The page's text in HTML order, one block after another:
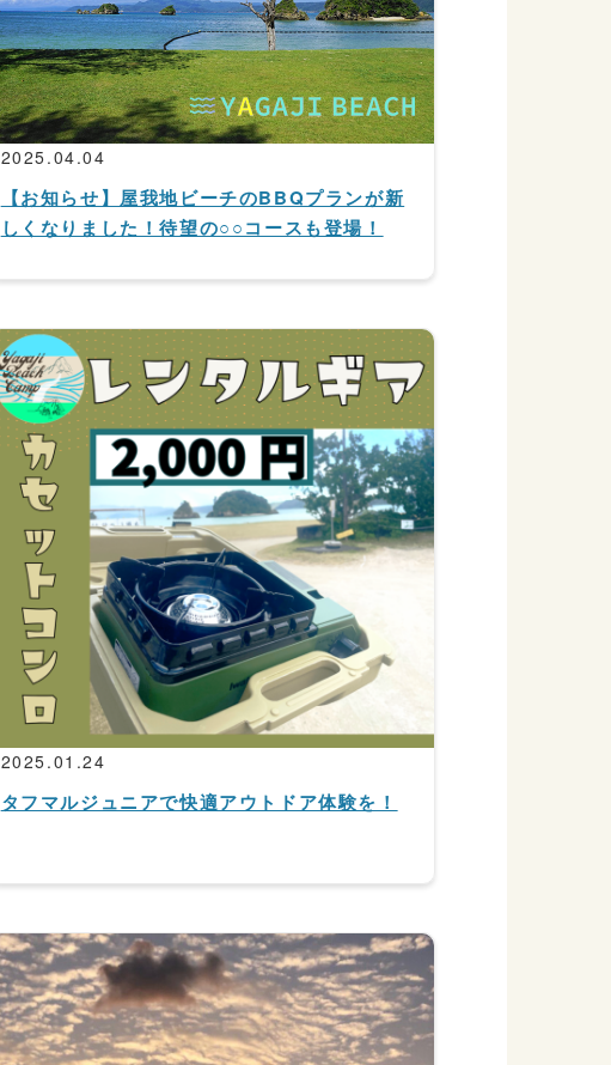
2025.04.04
【お知らせ】屋我地ビーチのBBQプランが新
しくなりました！待望の○○コースも登場！
2025.01.24
タフマルジュニアで快適アウトドア体験を！